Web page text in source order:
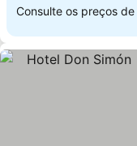
Consulte os preços de